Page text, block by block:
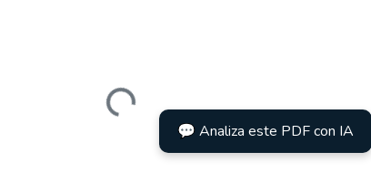
Loading...
💬 Analiza este PDF con IA